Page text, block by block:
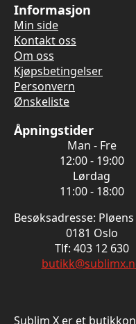
Informasjon
Min side
Kontakt oss
Om oss
Kjøpsbetingelser
Personvern
Ønskeliste
Åpningstider
Man - Fre
12:00 - 19:00
Lørdag
11:00 - 18:00
Besøksadresse:
0181 Oslo
Tlf: 403 12 630
Sublim X er et